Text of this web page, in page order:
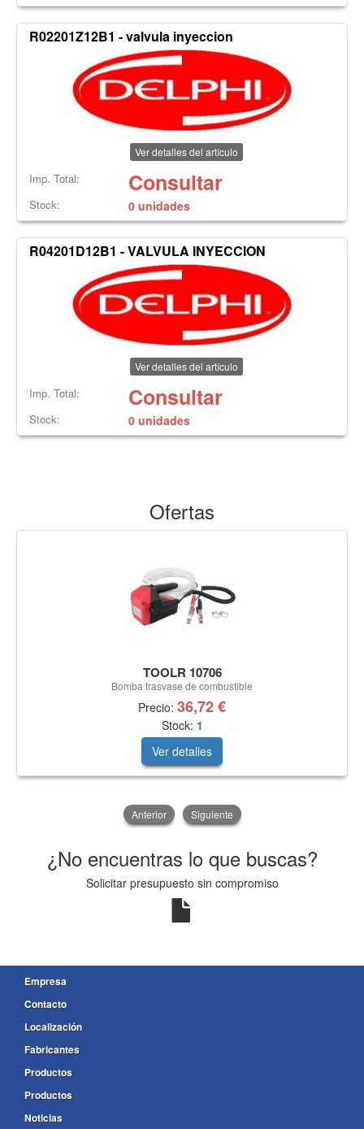
R02201Z12B1 - valvula inyeccion
Ver detalles del artículo
Imp. Total: Consultar
Stock: 0 unidades
R04201D12B1 - VALVULA INYECCION
Ver detalles del artículo
Imp. Total: Consultar
Stock: 0 unidades
Ofertas
TOOLR 10706
Bomba trasvase de combustible
Precio: 36,72 €
Stock: 1
Ver detalles
Anterior Siguiente
¿No encuentras lo que buscas?
Solicitar presupuesto sin compromiso
Empresa
Contacto
Localización
Fabricantes
Productos
Productos
Noticias